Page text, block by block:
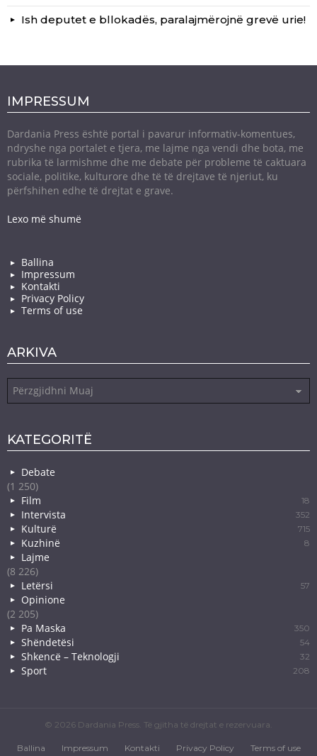
Ish deputet e bllokadës, paralajmërojnë grevë urie!
IMPRESSUM
Dardania Press është portal i pavarur informativ-komentues,
ndryshe nga portalet e tjera, me lajme nga vendi dhe bota, me
rubrika të larmishme dhe me debate për probleme të caktuara
sociale, politike, kulturore dhe të të drejtave të njeriut, ku
përfshihen edhe të drejtat e grave.
Lexo më shumë
Ballina
Impressum
Kontakti
Privacy Policy
Terms of use
ARKIVA
KATEGORITË
Debate
(1 250)
Film
18
Intervista 352
Kulturë 715
Kuzhinë 8
Lajme
(8 226)
Letërsi
57
Opinione
(2 205)
Pa Maska
350
Shëndetësi 54
Shkencë – Teknologji 32
Sport 208
© 2026 Dardania Press. Të gjitha të drejtat e rezervuara.
Ballina Impressum Kontakti Privacy Policy Terms of use